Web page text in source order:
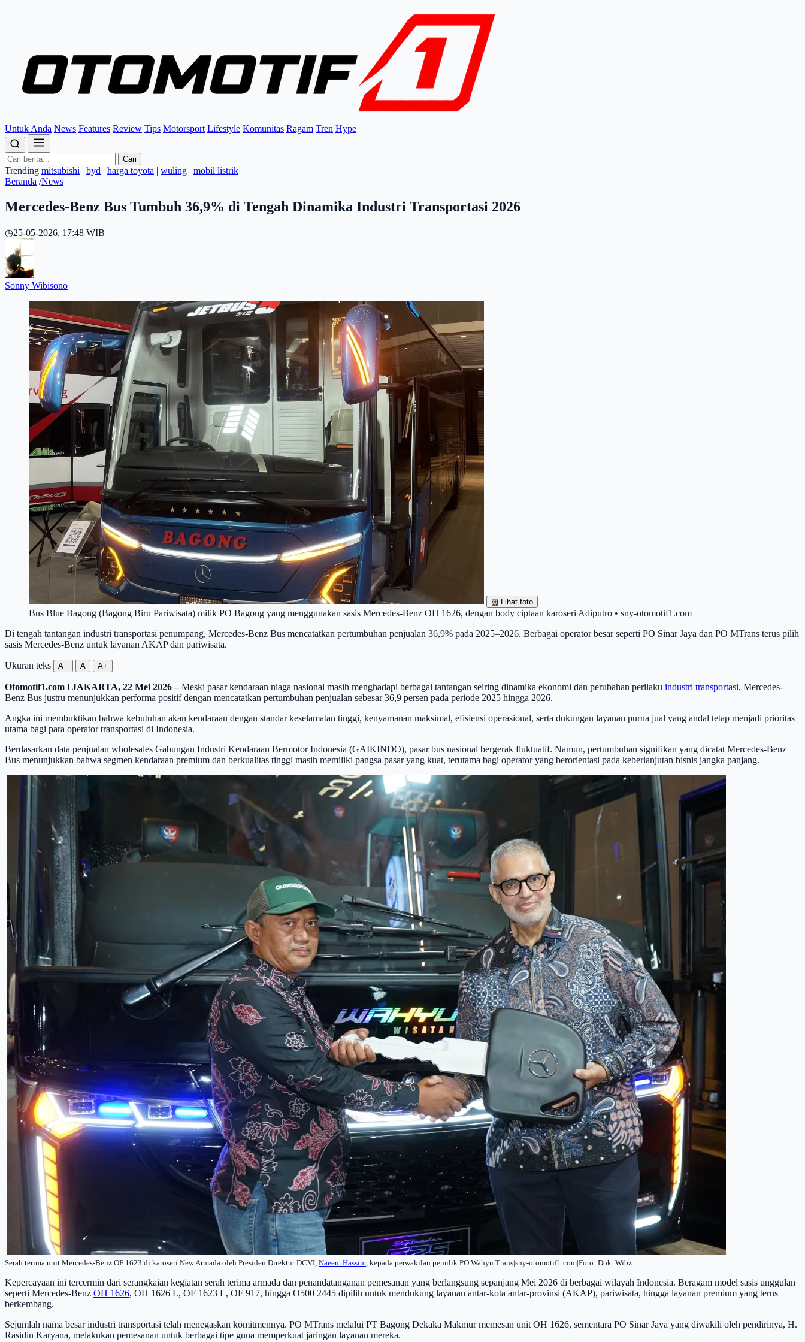
Untuk Anda News Features Review Tips Motorsport Lifestyle Komunitas Ragam Tren Hype
Cari
Trending mitsubishi | byd | harga toyota | wuling | mobil listrik
Beranda /News
Mercedes-Benz Bus Tumbuh 36,9% di Tengah Dinamika Industri Transportasi 2026
◷25-05-2026, 17:48 WIB
Sonny Wibisono
▧ Lihat foto
Bus Blue Bagong (Bagong Biru Pariwisata) milik PO Bagong yang menggunakan sasis Mercedes-Benz OH 1626, dengan body ciptaan karoseri Adiputro • sny-otomotif1.com
Di tengah tantangan industri transportasi penumpang, Mercedes-Benz Bus mencatatkan pertumbuhan penjualan 36,9% pada 2025–2026. Berbagai operator besar seperti PO Sinar Jaya dan PO MTrans terus pilih
sasis Mercedes-Benz untuk layanan AKAP dan pariwisata.
Ukuran teks A− A A+
Otomotif1.com l JAKARTA, 22 Mei 2026 –Meski pasar kendaraan niaga nasional masih menghadapi berbagai tantangan seiring dinamika ekonomi dan perubahan perilaku industri transportasi, Mercedes-
Benz Bus justru menunjukkan performa positif dengan mencatatkan pertumbuhan penjualan sebesar 36,9 persen pada periode 2025 hingga 2026.
Angka ini membuktikan bahwa kebutuhan akan kendaraan dengan standar keselamatan tinggi, kenyamanan maksimal, efisiensi operasional, serta dukungan layanan purna jual yang andal tetap menjadi prioritas
utama bagi para operator transportasi di Indonesia.
Berdasarkan data penjualan wholesales Gabungan Industri Kendaraan Bermotor Indonesia (GAIKINDO), pasar bus nasional bergerak fluktuatif. Namun, pertumbuhan signifikan yang dicatat Mercedes-Benz
Bus menunjukkan bahwa segmen kendaraan premium dan berkualitas tinggi masih memiliki pangsa pasar yang kuat, terutama bagi operator yang berorientasi pada keberlanjutan bisnis jangka panjang.
Serah terima unit Mercedes-Benz OF 1623 di karoseri New Armada oleh Presiden Direktur DCVI, Naeem Hassim, kepada perwakilan pemilik PO Wahyu Trans|sny-otomotif1.com|Foto: Dok. Wibz
Kepercayaan ini tercermin dari serangkaian kegiatan serah terima armada dan penandatanganan pemesanan yang berlangsung sepanjang Mei 2026 di berbagai wilayah Indonesia. Beragam model sasis unggulan
seperti Mercedes-Benz OH 1626, OH 1626 L, OF 1623 L, OF 917, hingga O500 2445 dipilih untuk mendukung layanan antar-kota antar-provinsi (AKAP), pariwisata, hingga layanan premium yang terus
berkembang.
Sejumlah nama besar industri transportasi telah menegaskan komitmennya. PO MTrans melalui PT Bagong Dekaka Makmur memesan unit OH 1626, sementara PO Sinar Jaya yang diwakili oleh pendirinya, H.
Rasidin Karyana, melakukan pemesanan untuk berbagai tipe guna memperkuat jaringan layanan mereka.